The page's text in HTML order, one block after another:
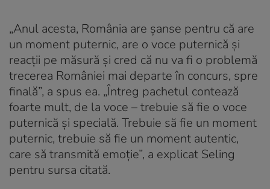
„Anul acesta, România are șanse pentru că are
un moment puternic, are o voce puternică și
reacții pe măsură și cred că nu va fi o problemă
trecerea României mai departe în concurs, spre
finală”, a spus ea. „Întreg pachetul contează
foarte mult, de la voce – trebuie să fie o voce
puternică și specială. Trebuie să fie un moment
puternic, trebuie să fie un moment autentic,
care să transmită emoție”, a explicat Seling
pentru sursa citată.